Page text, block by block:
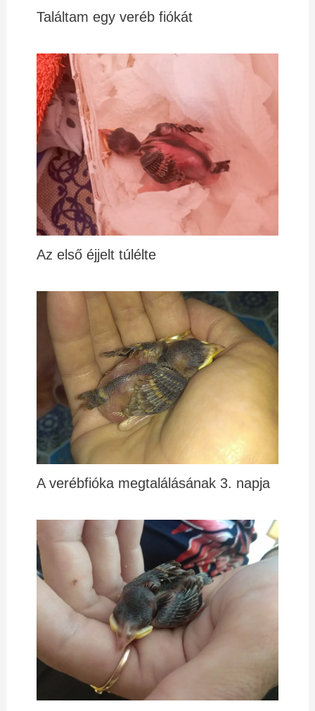
Találtam egy veréb fiókát
Az első éjjelt túlélte
A verébfióka megtalálásának 3. napja